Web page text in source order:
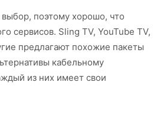
поэтому хорошо, что
сервисов. Sling TV, YouTube TV,
предлагают похожие пакеты
кабельному
из них имеет свои